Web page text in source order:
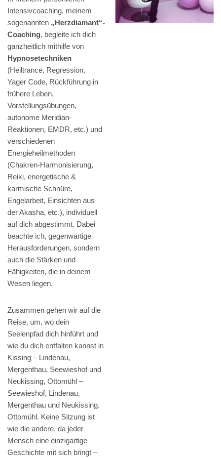
Intensivcoaching, meinem
sogenannten „Herzdiamant“-
Coaching, begleite ich dich
ganzheitlich mithilfe von
Hypnosetechniken
(Heiltrance, Regression,
Yager Code, Rückführung in
frühere Leben,
Vorstellungsübungen,
autonome Meridian-
Reaktionen, EMDR, etc.) und
verschiedenen
Energieheilmethoden
(Chakren-Harmonisierung,
Reiki, energetische &
karmische Schnüre,
Engelarbeit, Einsichten aus
der Akasha, etc.), individuell
auf dich abgestimmt. Dabei
beachte ich, gegenwärtige
Herausforderungen, sondern
auch die Stärken und
Fähigkeiten, die in deinem
Wesen liegen.
Zusammen gehen wir auf die
Reise, um, wo dein
Seelenpfad dich hinführt und
wie du dich entfalten kannst in
Kissing – Lindenau,
Mergenthau, Seewieshof und
Neukissing, Ottomühl –
Seewieshof, Lindenau,
Mergenthau und Neukissing,
Ottomühl. Keine Sitzung ist
wie die andere, da jeder
Mensch eine einzigartige
Geschichte mit sich bringt –